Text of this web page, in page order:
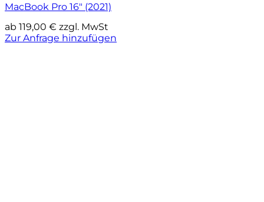
MacBook Pro 16″ (2021)
ab 119,00 € zzgl. MwSt
Zur Anfrage hinzufügen